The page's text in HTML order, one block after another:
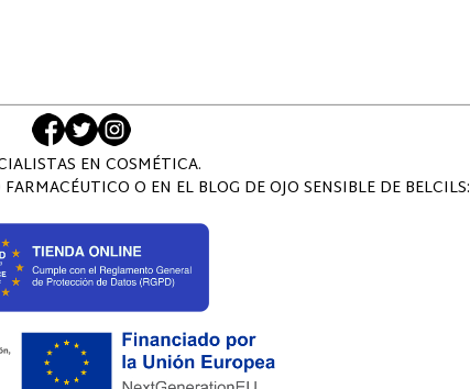
EN COSMÉTICA.
O EN EL BLOG DE OJO SENSIBLE DE BELCILS: